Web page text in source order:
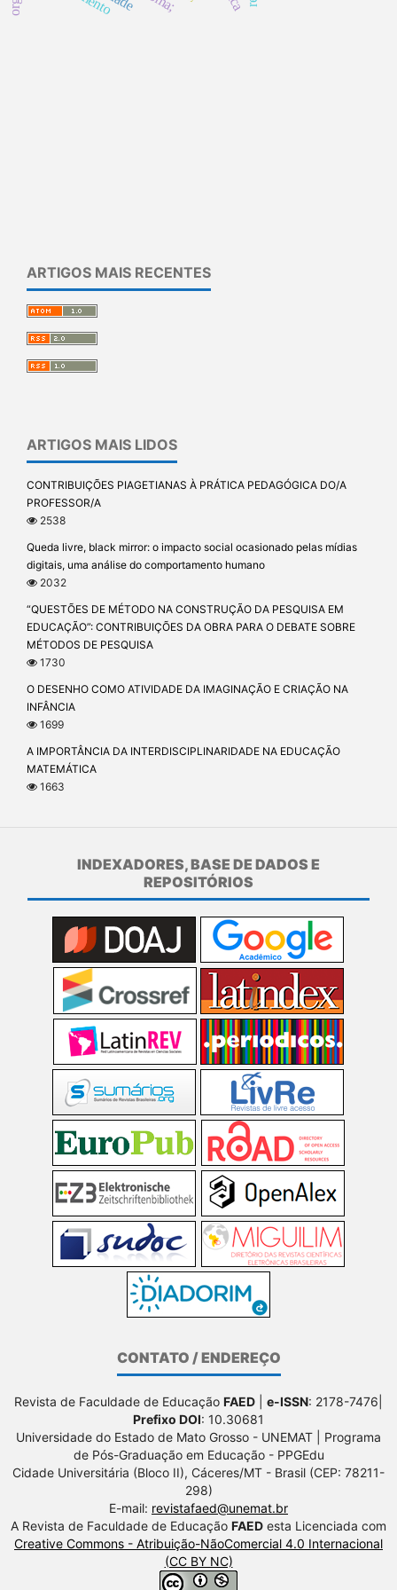
ARTIGOS MAIS RECENTES
ARTIGOS MAIS LIDOS
CONTRIBUIÇÕES PIAGETIANAS À PRÁTICA PEDAGÓGICA DO/A
PROFESSOR/A
2538
Queda livre, black mirror: o impacto social ocasionado pelas mídias
digitais, uma análise do comportamento humano
2032
“QUESTÕES DE MÉTODO NA CONSTRUÇÃO DA PESQUISA EM
EDUCAÇÃO”: CONTRIBUIÇÕES DA OBRA PARA O DEBATE SOBRE
MÉTODOS DE PESQUISA
1730
O DESENHO COMO ATIVIDADE DA IMAGINAÇÃO E CRIAÇÃO NA
INFÂNCIA
1699
A IMPORTÂNCIA DA INTERDISCIPLINARIDADE NA EDUCAÇÃO
MATEMÁTICA
1663
INDEXADORES, BASE DE DADOS E
REPOSITÓRIOS
CONTATO / ENDEREÇO
Revista de Faculdade de Educação FAED e-ISSN: 2178-7476|
Prefixo DOI: 10.30681
Universidade do Estado de Mato Grosso - UNEMAT | Programa
de Pós-Graduação em Educação - PPGEdu
Cidade Universitária (Bloco II), Cáceres/MT - Brasil (CEP: 78211-
298)
E-mail: revistafaed@unemat.br
A Revista de Faculdade de Educação FAED esta Licenciada com
Creative Commons - Atribuição-NãoComercial 4.0 Internacional
(CC BY NC)